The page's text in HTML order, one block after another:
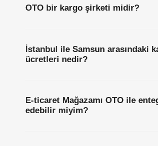
OTO bir kargo şirketi midir?
İstanbul ile Samsun arasındaki
ücretleri nedir?
E-ticaret Mağazamı OTO ile
edebilir miyim?